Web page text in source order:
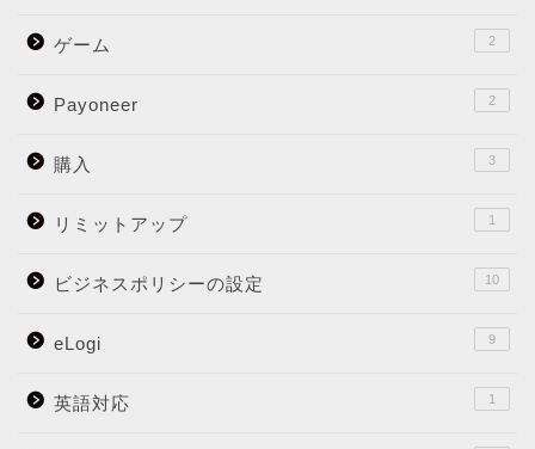
ゲーム 2
Payoneer 2
購入 3
リミットアップ 1
ビジネスポリシーの設定 10
eLogi 9
英語対応 1